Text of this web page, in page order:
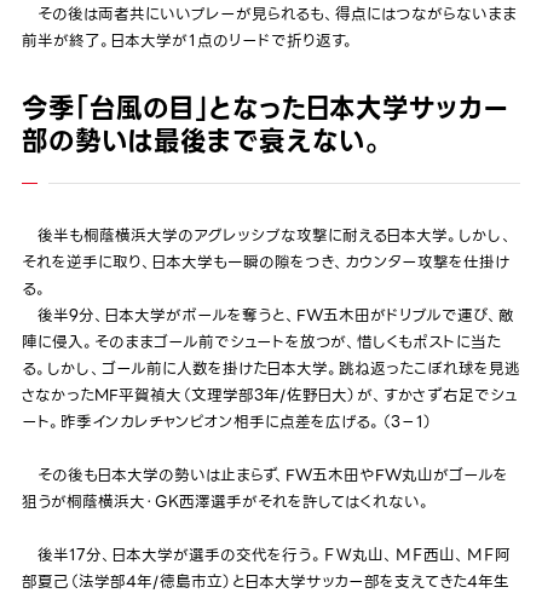
その後は両者共にいいプレーが見られるも、得点にはつながらないまま
前半が終了。日本大学が１点のリードで折り返す。
今季「台風の目」となった日本大学サッカー
部の勢いは最後まで衰えない。
後半も桐蔭横浜大学のアグレッシブな攻撃に耐える日本大学。しかし、
それを逆手に取り、日本大学も一瞬の隙をつき、カウンター攻撃を仕掛け
る。
後半9分、日本大学がボールを奪うと、FW五木田がドリブルで運び、敵
陣に侵入。そのままゴール前でシュートを放つが、惜しくもポストに当た
る。しかし、ゴール前に人数を掛けた日本大学。跳ね返ったこぼれ球を見逃
さなかったMF平賀禎大（文理学部3年/佐野日大）が、すかさず右足でシュ
ート。昨季インカレチャンピオン相手に点差を広げる。（3－1）
その後も日本大学の勢いは止まらず、FW五木田やFW丸山がゴールを
狙うが桐蔭横浜大・GK西澤選手がそれを許してはくれない。
後半17分、日本大学が選手の交代を行う。ＦＷ丸山、ＭＦ西山、ＭＦ阿
部夏己（法学部4年/徳島市立）と日本大学サッカー部を支えてきた4年生